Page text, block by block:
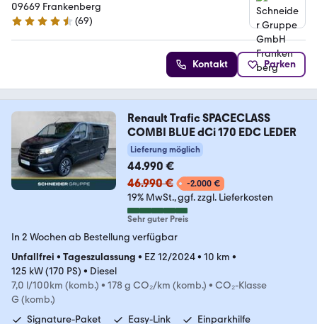
09669 Frankenberg
4.5 Sterne
(69)
Kontakt Parken
Renault Trafic SPACECLASS
COMBI BLUE dCi 170 EDC LEDER
Lieferung möglich
44.990 €
46.990 €
-2.000 €
19% MwSt. ggf. zzgl. Lieferkosten
Sehr guter Preis
In 2 Wochen ab Bestellung verfügbar
Unfallfrei • Tageszulassung • EZ 12/2024• 10 km •
125 kW (170 PS) • Diesel
7,0 l/100km (komb.) • 178 g CO₂/km (komb.) • CO₂-Klasse
G (komb.)
Signature-Paket
Easy-Link Einparkhilfe